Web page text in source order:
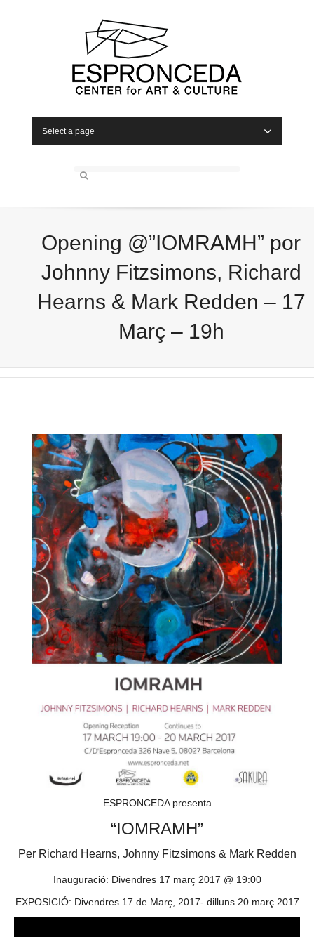
Select a page
Opening @”IOMRAMH” por
Johnny Fitzsimons, Richard
Hearns & Mark Redden – 17
Març – 19h
ESPRONCEDA presenta
“IOMRAMH”
Per Richard Hearns, Johnny Fitzsimons & Mark Redden
Inauguració: Divendres 17 març 2017 @ 19:00
EXPOSICIÓ: Divendres 17 de Març, 2017- dilluns 20 març 2017